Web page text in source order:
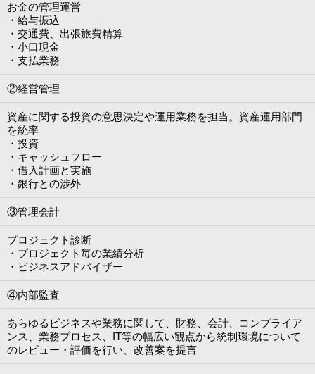
お金の管理運営
・給与振込
・交通費、出張旅費精算
・小口現金
・支払業務
②経営管理
資産に関する投資の意思決定や運用業務を担当。資産運用部門
を統率
・投資
・キャッシュフロー
・借入計画と実施
・銀行との渉外
③管理会計
プロジェクト診断
・プロジェクト毎の業績分析
・ビジネスアドバイザー
④内部監査
あらゆるビジネスや業務に関して、財務、会計、コンプライア
ンス、業務プロセス、IT等の幅広い観点から統制環境について
のレビュー・評価を行い、改善案を提言